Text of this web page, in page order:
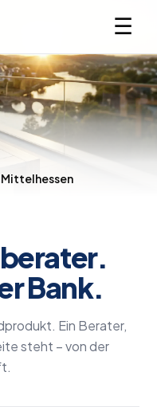
☰
Mittelhessen
Bank.
Ein Berater,
steht – von der